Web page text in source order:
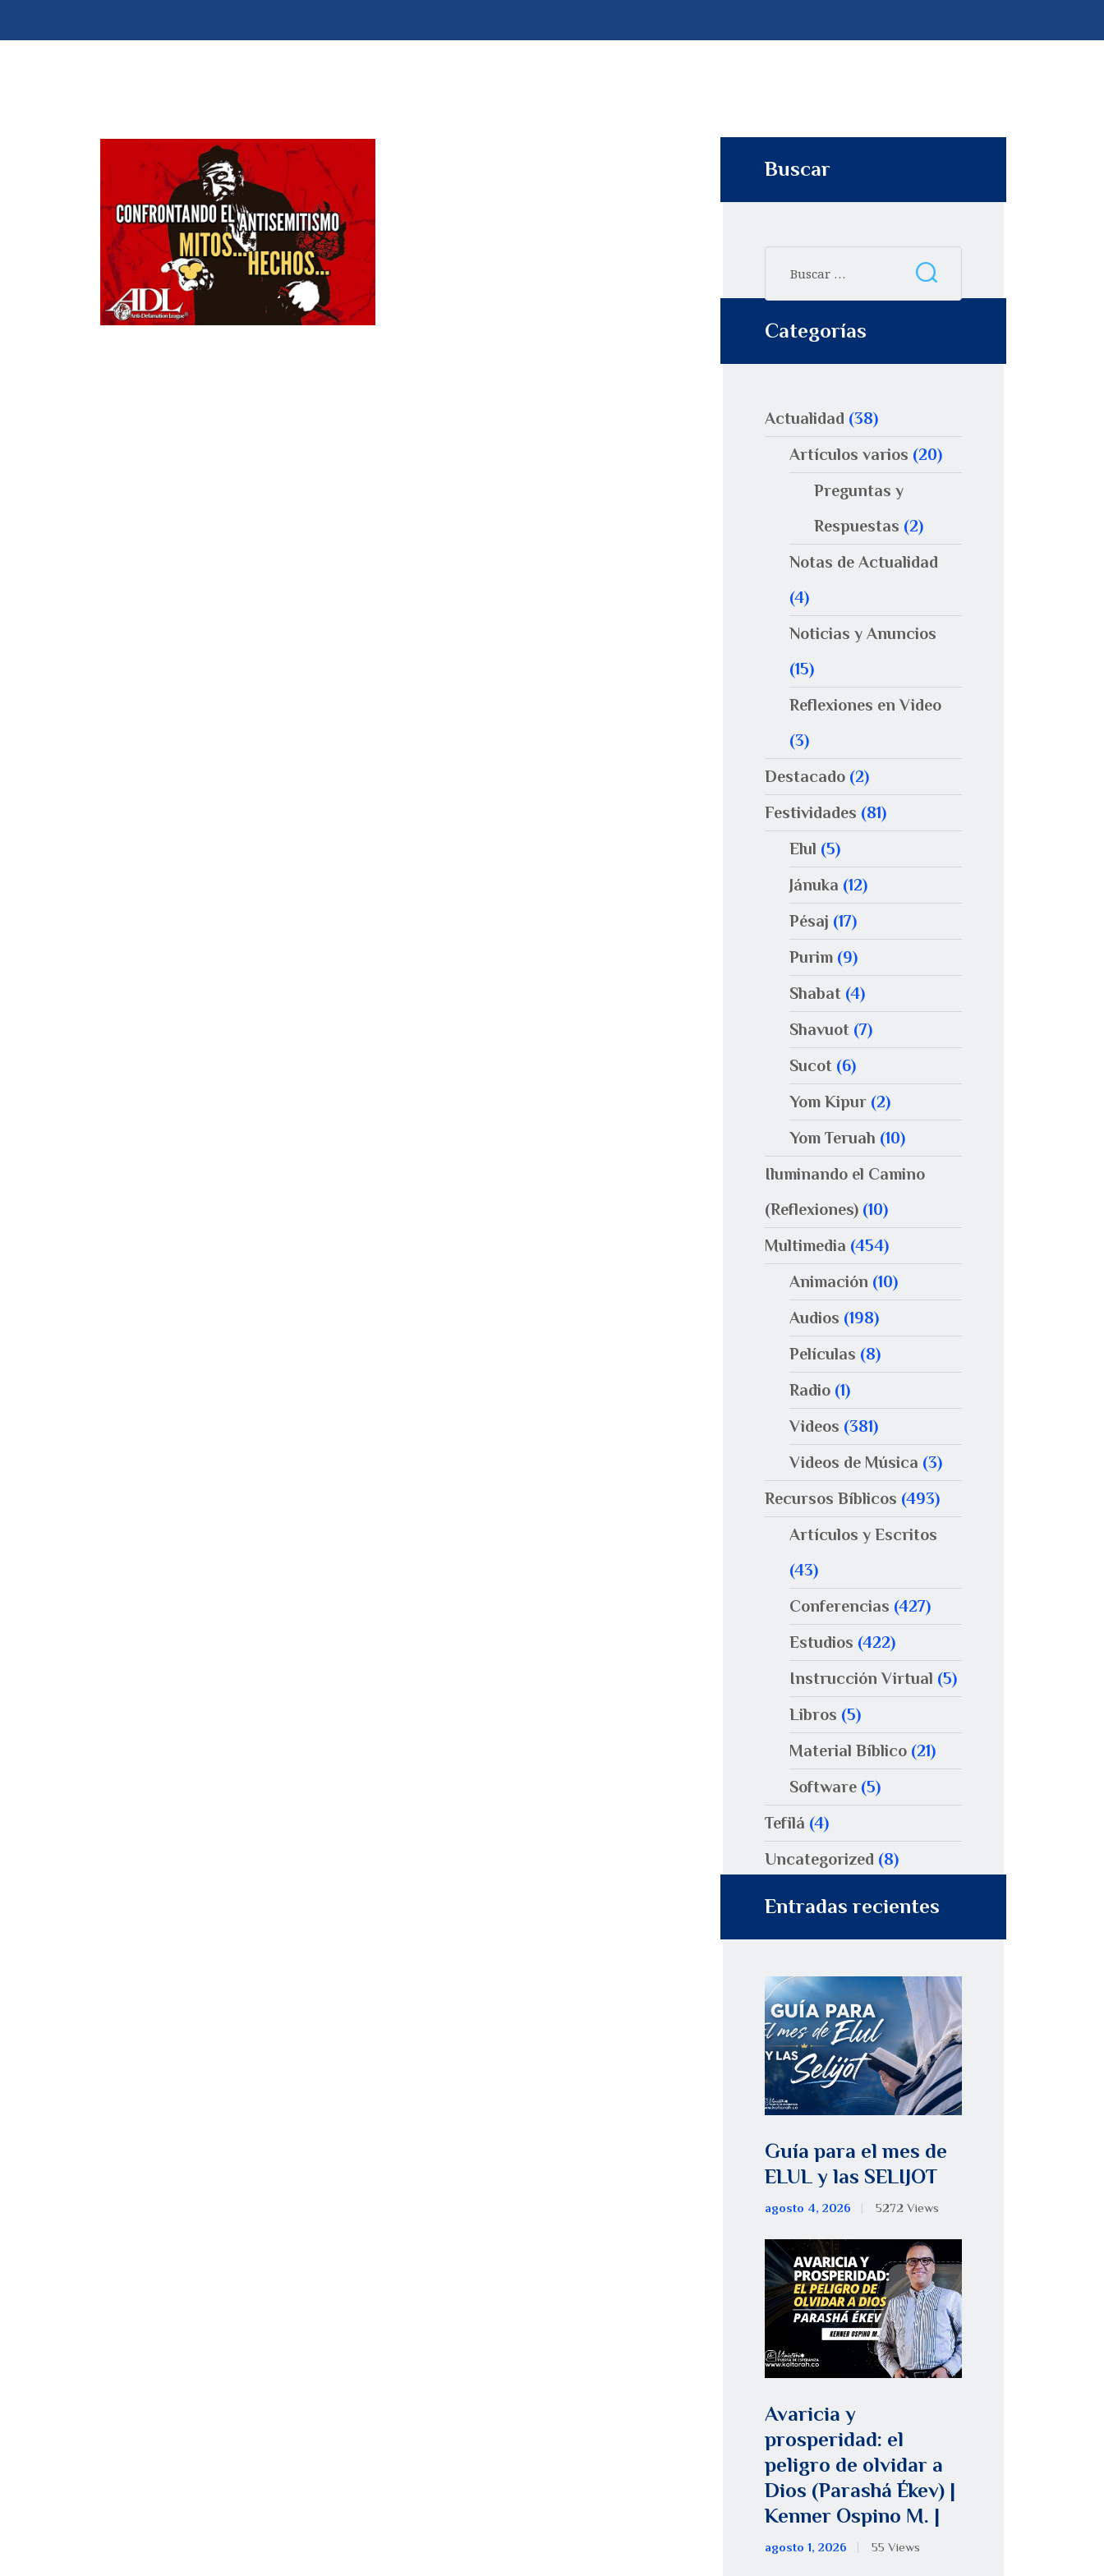
Buscar
Categorías
Actualidad (38)
Artículos varios (20)
Preguntas y
Respuestas (2)
Notas de Actualidad
(4)
Noticias y Anuncios
(15)
Reflexiones en Video
(3)
Destacado (2)
Festividades (81)
Elul (5)
Jánuka (12)
Pésaj (17)
Purim (9)
Shabat (4)
Shavuot (7)
Sucot (6)
Yom Kipur (2)
Yom Teruah (10)
Iluminando el Camino
(Reflexiones) (10)
Multimedia (454)
Animación (10)
Audios (198)
Películas (8)
Radio (1)
Videos (381)
Videos de Música (3)
Recursos Bíblicos (493)
Artículos y Escritos
(43)
Conferencias (427)
Estudios (422)
Instrucción Virtual (5)
Libros (5)
Material Bíblico (21)
Software (5)
Tefilá (4)
Uncategorized (8)
Entradas recientes
Guía para el mes de
ELUL y las SELIJOT
agosto 4, 2026 5272 Views
Avaricia y
prosperidad: el
peligro de olvidar a
Dios (Parashá Ékev) |
Kenner Ospino M. |
agosto 1, 2026 55 Views
i